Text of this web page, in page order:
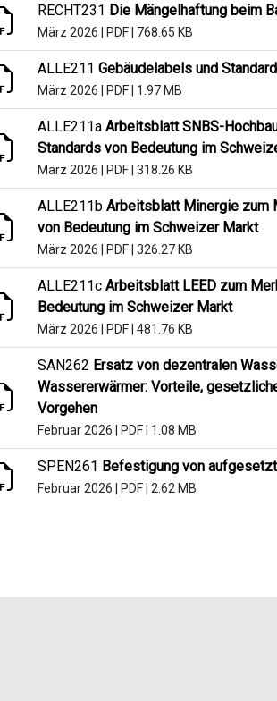
RECHT231 Die Mängelhaftung beim
März 2026 PDF 768.65 KB
ALLE211 Gebäudelabels und
März 2026 PDF 1.97 MB
ALLE211a Arbeitsblatt SNBS-
Standards von Bedeutung im
März 2026 PDF 318.26 KB
ALLE211b Arbeitsblatt Minergie zum
von Bedeutung im Schweizer Markt
März 2026 PDF 326.27 KB
ALLE211c Arbeitsblatt LEED zum
Bedeutung im Schweizer Markt
März 2026 PDF 481.76 KB
SAN262 Ersatz von dezentralen
Wassererwärmer: Vorteile,
Vorgehen
Februar 2026 PDF 1.08 MB
SPEN261 Befestigung von
Februar 2026 PDF 2.62 MB